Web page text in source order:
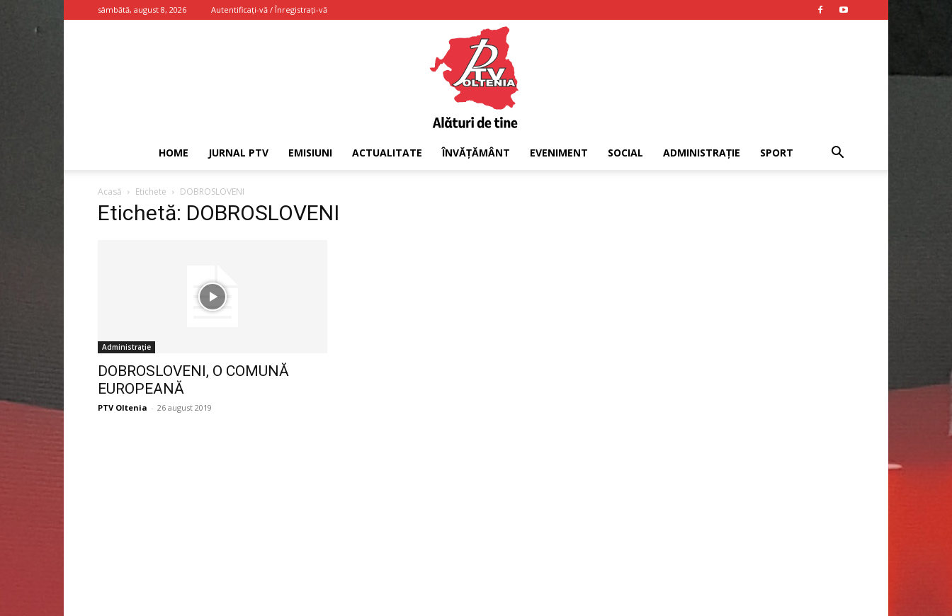
sâmbătă, august 8, 2026 Autentificați-vă / Înregistrați-vă
HOME JURNAL PTV EMISIUNI ACTUALITATE ÎNVĂȚĂMÂNT EVENIMENT SOCIAL ADMINISTRAȚIE SPORT
Acasă Etichete DOBROSLOVENI
Etichetă: DOBROSLOVENI
Administrație
DOBROSLOVENI, O COMUNĂ
EUROPEANĂ
PTV Oltenia - 26 august 2019